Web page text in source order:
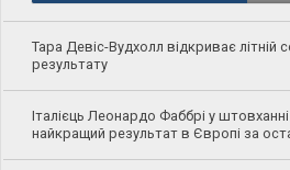
Тара Девіс-Вудхолл відкриває
результату
Італієць Леонардо Фаббрі у
найкращий результат в Європі за